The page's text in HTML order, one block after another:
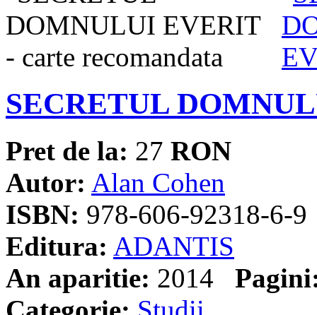
SECRETUL
Pret de la: 27 RON
Autor: Alan Cohen
ISBN: 978-606-92318-6-9
Editura: ADANTIS
An aparitie: 2014